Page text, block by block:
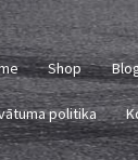
Shop
politika